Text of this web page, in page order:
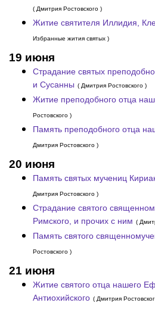
( Дмитрия Ростовского )
Житие святителя Иллидия,
Избранные жития святых )
19 июня
Страдание святых
и Сусанны ( Дмитрия Ростовского )
Житие преподобного отца
Ростовского )
Память преподобного отца
Дмитрия Ростовского )
20 июня
Память святых мучениц
Дмитрия Ростовского )
Страдание святого
Римского, и прочих с ним (
Память святого
Ростовского )
21 июня
Житие святого отца нашего
Антиохийского ( Дмитрия